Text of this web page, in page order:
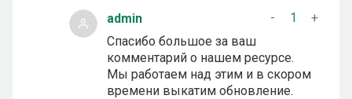
admin - 1
+
Спасибо большое за ваш
комментарий о нашем ресурсе.
Мы работаем над этим и в скором
времени выкатим обновление.